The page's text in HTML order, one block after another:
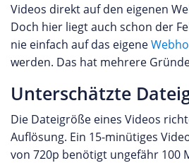
Videos direkt auf den eigenen
Doch hier liegt auch schon der
nie einfach auf das eigene
werden. Das hat mehrere
Unterschätzte
Die Dateigröße eines Videos
Auflösung. Ein 15-minütiges
von 720p benötigt ungefähr 100